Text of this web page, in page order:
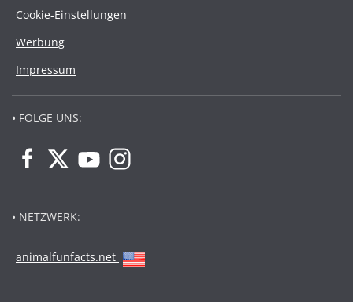
Cookie-Einstellungen
Werbung
Impressum
• FOLGE UNS:
• NETZWERK:
animalfunfacts.net